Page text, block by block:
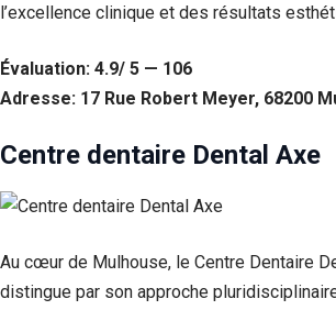
l’excellence clinique et des résultats
Évaluation: 4.9/ 5 — 106
Adresse: 17 Rue Robert Meyer, 68200
Centre dentaire Dental Axe
Au cœur de Mulhouse, le Centre Dentaire
distingue par son approche